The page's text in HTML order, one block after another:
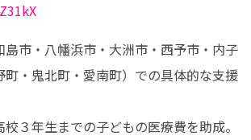
市・八幡浜市・大洲市・西予市・内子
町・鬼北町・愛南町）での具体的な支援
３年生までの子どもの医療費を助成。